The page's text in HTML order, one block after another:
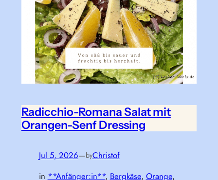
Radicchio-Romana Salat mit
Orangen-Senf Dressing
Jul 5, 2026—byChristof
in **Anfänger:in**, Bergkäse, Orange